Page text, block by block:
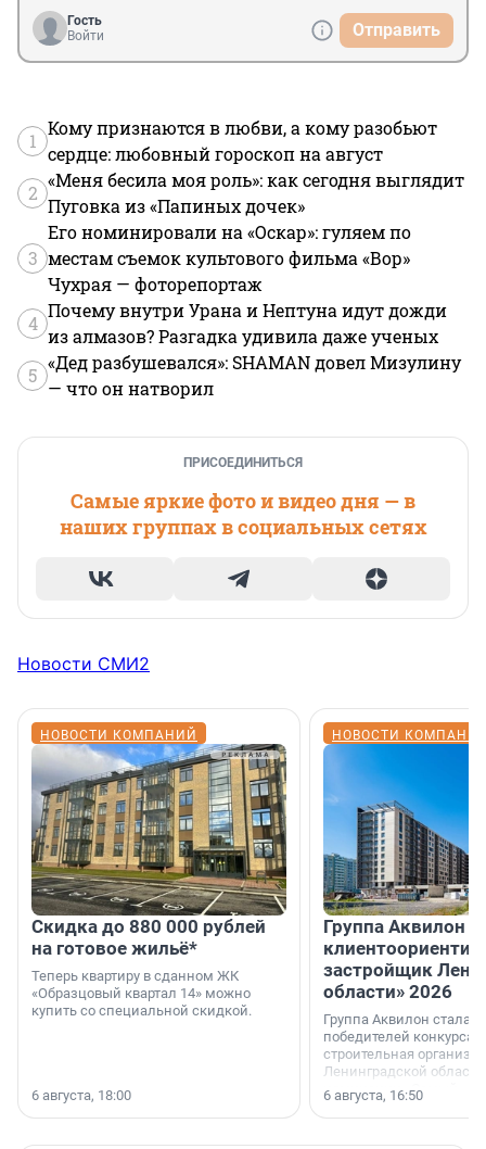
Гость
Войти
Отправить
1
Кому признаются в любви, а кому разобьют
сердце: любовный гороскоп на август
2
«Меня бесила моя роль»: как сегодня выглядит
Пуговка из «Папиных дочек»
3
Его номинировали на «Оскар»: гуляем по
местам съемок культового фильма «Вор»
Чухрая — фоторепортаж
4
Почему внутри Урана и Нептуна идут дожди
из алмазов? Разгадка удивила даже ученых
5
«Дед разбушевался»: SHAMAN довел Мизулину
— что он натворил
ПРИСОЕДИНИТЬСЯ
Самые яркие фото и видео дня — в
наших группах в социальных сетях
Новости СМИ2
НОВОСТИ КОМПАНИЙ
Скидка до 880 000 рублей
на готовое жильё*
Теперь квартиру в сданном ЖК
«Образцовый квартал 14» можно
купить со специальной скидкой.
6 августа, 18:00
НОВОСТИ
Группа Аквилон
застройщик
области» 2026
Группа Аквилон стала
победителей конкурса
строительная
Ленинградской области
номинации «Самый
застройщик
области».
6 августа, 16:50